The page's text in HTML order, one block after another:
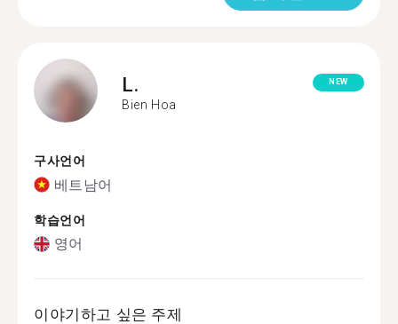
L.
Bien Hoa
NEW
구사언어
베트남어
학습언어
영어
이야기하고 싶은 주제